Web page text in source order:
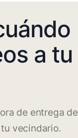
a tu
de entrega de
vecindario.